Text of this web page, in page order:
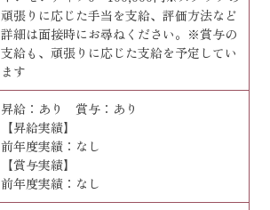
頑張りに応じた手当を支給、評価方法など
詳細は面接時にお尋ねください。※賞与の
支給も、頑張りに応じた支給を予定してい
ます
昇給：あり 賞与：あり
【昇給実績】
前年度実績：なし
【賞与実績】
前年度実績：なし